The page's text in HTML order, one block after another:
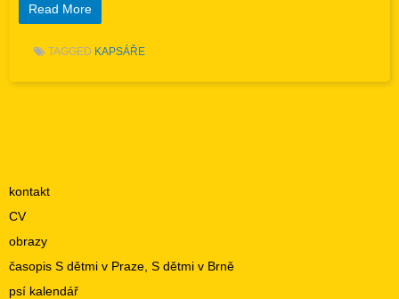
kontakt
CV
obrazy
časopis S dětmi v Praze, S dětmi v Brně
psí kalendář
Read More
TAGGED KAPSÁŘE